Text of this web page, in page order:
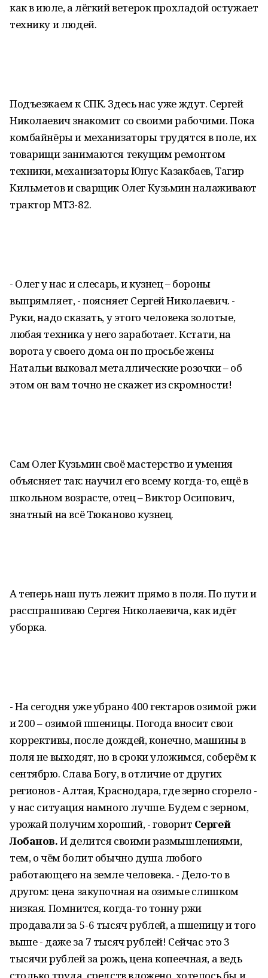
как в июле, а лёгкий ветерок прохладой остужает
технику и людей.
Подъезжаем к СПК. Здесь нас уже ждут. Сергей
Николаевич знакомит со своими рабочими. Пока
комбайнёры и механизаторы трудятся в поле, их
товарищи занимаются текущим ремонтом
техники, механизаторы Юнус Казакбаев, Тагир
Кильметов и сварщик Олег Кузьмин налаживают
трактор МТЗ-82.
- Олег у нас и слесарь, и кузнец – бороны
выпрямляет, - поясняет Сергей Николаевич. -
Руки, надо сказать, у этого человека золотые,
любая техника у него заработает. Кстати, на
ворота у своего дома он по просьбе жены
Натальи выковал металлические розочки – об
этом он вам точно не скажет из скромности!
Сам Олег Кузьмин своё мастерство и умения
объясняет так: научил его всему когда-то, ещё в
школьном возрасте, отец – Виктор Осипович,
знатный на всё Тюканово кузнец.
А теперь наш путь лежит прямо в поля. По пути и
расспрашиваю Сергея Николаевича, как идёт
уборка.
- На сегодня уже убрано 400 гектаров озимой ржи
и 200 – озимой пшеницы. Погода вносит свои
коррективы, после дождей, конечно, машины в
поля не выходят, но в сроки уложимся, соберём к
сентябрю. Слава Богу, в отличие от других
регионов - Алтая, Краснодара, где зерно сгорело -
у нас ситуация намного лучше. Будем с зерном,
урожай получим хороший, - говорит Сергей
Лобанов.И делится своими размышлениями,
тем, о чём болит обычно душа любого
работающего на земле человека. - Дело-то в
другом: цена закупочная на озимые слишком
низкая. Помнится, когда-то тонну ржи
продавали за 5-6 тысяч рублей, а пшеницу и того
выше - даже за 7 тысяч рублей! Сейчас это 3
тысячи рублей за рожь, цена копеечная, а ведь